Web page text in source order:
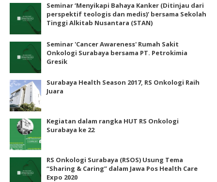
Seminar ‘Menyikapi Bahaya Kanker (Ditinjau dari
perspektif teologis dan medis)’ bersama Sekolah
Tinggi Alkitab Nusantara (STAN)
Seminar 'Cancer Awareness' Rumah Sakit
Onkologi Surabaya bersama PT. Petrokimia
Gresik
Surabaya Health Season 2017, RS Onkologi Raih
Juara
Kegiatan dalam rangka HUT RS Onkologi
Surabaya ke 22
RS Onkologi Surabaya (RSOS) Usung Tema
“Sharing & Caring” dalam Jawa Pos Health Care
Expo 2020